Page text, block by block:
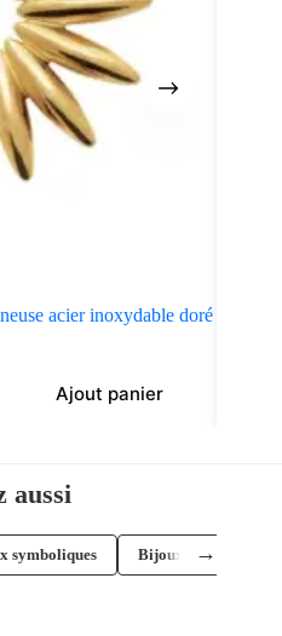
acier inoxydable doré
Ajout panier
aussi
symboliques Bijoux spirituels
→